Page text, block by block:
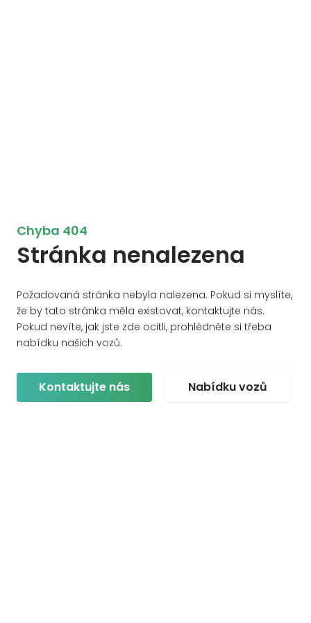
Chyba 404
Stránka nenalezena
Požadovaná stránka nebyla nalezena. Pokud si myslíte,
že by tato stránka měla existovat, kontaktujte nás.
Pokud nevíte, jak jste zde ocitli, prohlédněte si třeba
nabídku našich vozů.
Kontaktujte nás Nabídku vozů